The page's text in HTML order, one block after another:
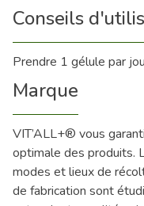
Conseils
Prendre 1 gélule par
Marque
VIT’ALL+® vous
optimale des produits.
modes et lieux de
de fabrication sont